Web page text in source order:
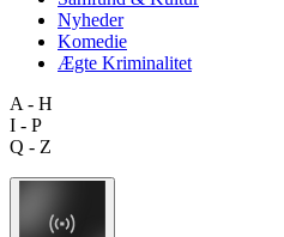
Nyheder
Komedie
Ægte Kriminalitet
A - H
I - P
Q - Z